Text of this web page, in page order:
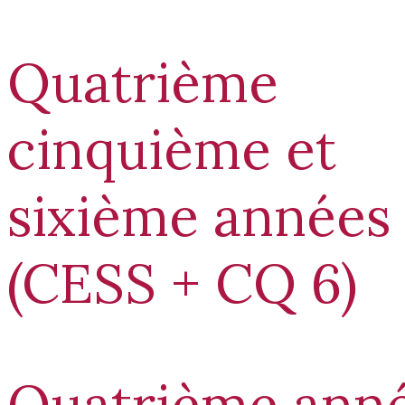
Quatrième
cinquième et
sixième années
(CESS + CQ 6)